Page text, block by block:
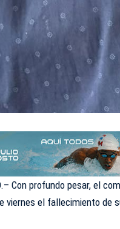
Con profundo pesar, el
viernes el fallecimiento de